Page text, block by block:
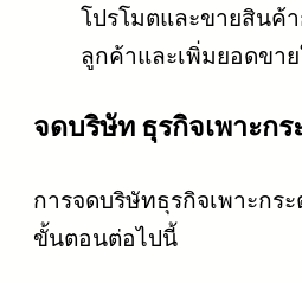
โปรโมตและขายสินค้
ลูกค้าและเพิ่มยอดขา
จดบริษัท ธุรกิจเพาะกร
การจดบริษัทธุรกิจเพาะกร
ขั้นตอนต่อไปนี้